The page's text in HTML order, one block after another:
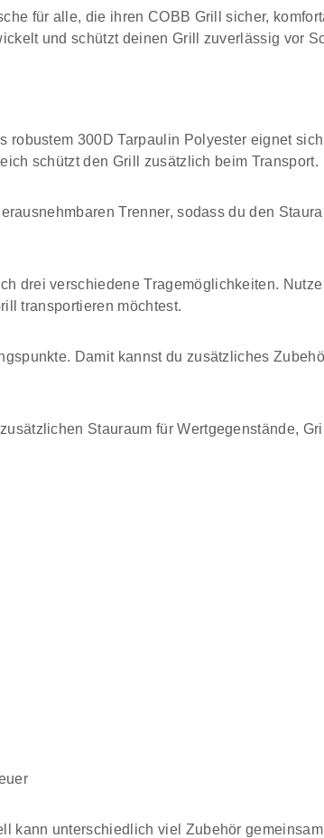
für alle, die ihren COBB Grill sicher,
und schützt deinen Grill zuverlässig vor
300D Tarpaulin Polyester eignet
schützt den Grill zusätzlich beim Transport.
Trenner, sodass du den
drei verschiedene Tragemöglichkeiten.
transportieren möchtest.
Damit kannst du zusätzliches
Stauraum für Wertgegenstände,
kann unterschiedlich viel Zubehör